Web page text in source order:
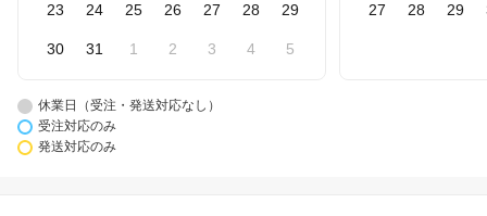
23 24 25 26 27 28 29
30 31 1 2 3 4 5
27 28 29
休業日（受注・発送対応なし）
受注対応のみ
発送対応のみ